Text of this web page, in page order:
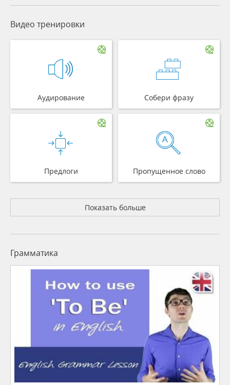
Видео тренировки
Аудирование Собери фразу
Предлоги Пропущенное слово
Показать больше
Грамматика